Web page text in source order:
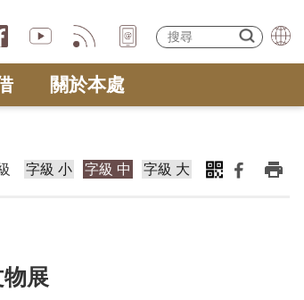
關於本處
字級 小 字級 中 字級 大
展